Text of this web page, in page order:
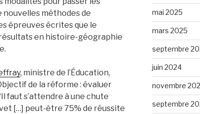
méthodes de
épreuves écrites que le
en histoire-géographie
, ministre de l’Éducation,
de la réforme : évaluer
faut s’attendre à une chute
[…] peut-être 75% de réussite
mai 2025
mars 2025
septembre
juin 2024
novembre
septembre